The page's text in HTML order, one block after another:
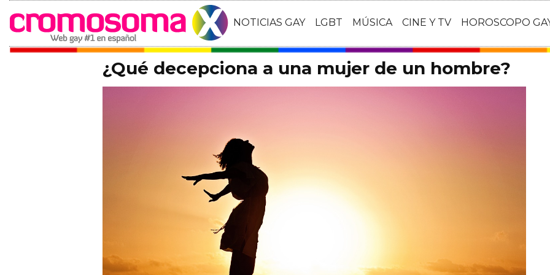
NOTICIAS GAY LGBT MÚSICA CINE Y TV HOROSCOPO
¿Qué decepciona a una mujer de un hombre?